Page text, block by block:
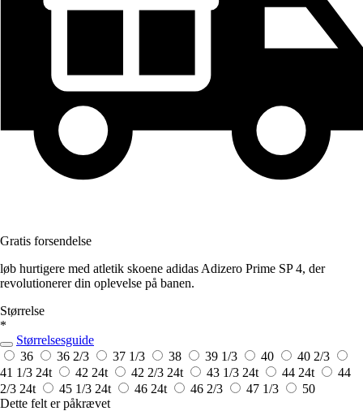
Gratis forsendelse
løb hurtigere med atletik skoene adidas Adizero Prime SP 4, der
revolutionerer din oplevelse på banen.
Størrelse
*
Størrelsesguide
36
36 2/3 37 1/3 38 39 1/3 40
40 2/3
41 1/3 24t 42 24t 42 2/3 24t 43 1/3 24t 44 24t
44
2/3 24t 45 1/3 24t 46 24t 46 2/3 47 1/3
50
Dette felt er påkrævet